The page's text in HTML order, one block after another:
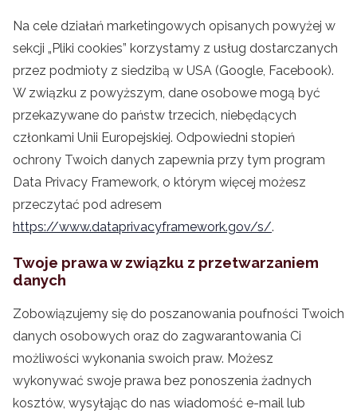
Na cele działań marketingowych opisanych powyżej w
sekcji „Pliki cookies” korzystamy z usług dostarczanych
przez podmioty z siedzibą w USA (Google, Facebook).
W związku z powyższym, dane osobowe mogą być
przekazywane do państw trzecich, niebędących
członkami Unii Europejskiej. Odpowiedni stopień
ochrony Twoich danych zapewnia przy tym program
Data Privacy Framework, o którym więcej możesz
przeczytać pod adresem
https://www.dataprivacyframework.gov/s/.
Twoje prawa w związku z przetwarzaniem
danych
Zobowiązujemy się do poszanowania poufności Twoich
danych osobowych oraz do zagwarantowania Ci
możliwości wykonania swoich praw. Możesz
wykonywać swoje prawa bez ponoszenia żadnych
kosztów, wysyłając do nas wiadomość e-mail lub